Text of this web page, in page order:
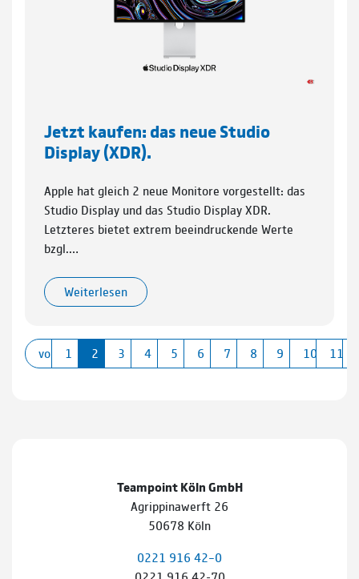
Jetzt kaufen: das neue Studio
Display (XDR).
Apple hat gleich 2 neue Monitore vorgestellt: das
Studio Display und das Studio Display XDR.
Letzteres bietet extrem beeindruckende Werte
bzgl.…
Weiterlesen
vorherige
1 2 3 4 5 6 7 8 9 10 11
Teampoint Köln GmbH
Agrippinawerft 26
50678 Köln
0221 916 42–0